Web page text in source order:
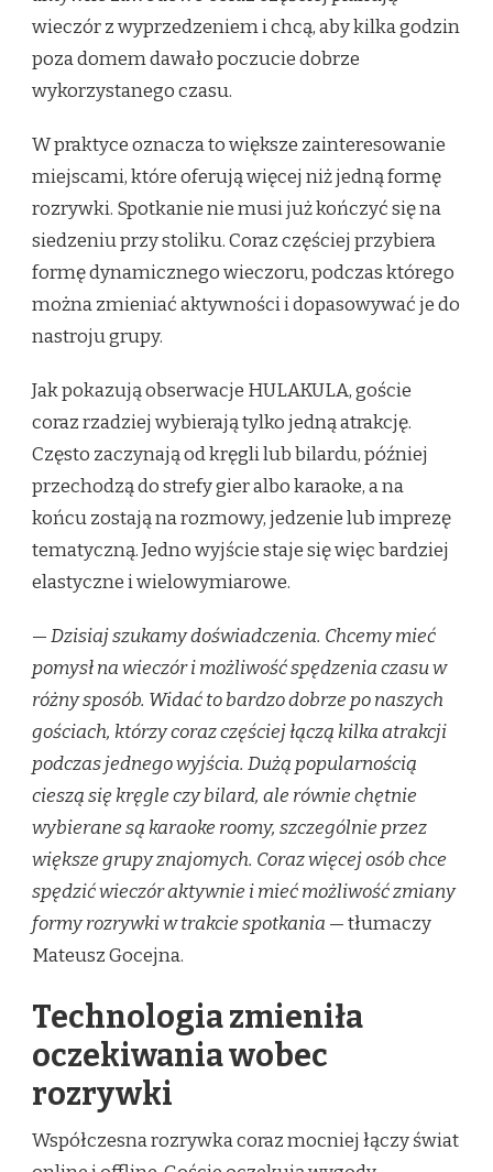
wieczór z wyprzedzeniem i chcą, aby kilka godzin
poza domem dawało poczucie dobrze
wykorzystanego czasu.
W praktyce oznacza to większe zainteresowanie
miejscami, które oferują więcej niż jedną formę
rozrywki. Spotkanie nie musi już kończyć się na
siedzeniu przy stoliku. Coraz częściej przybiera
formę dynamicznego wieczoru, podczas którego
można zmieniać aktywności i dopasowywać je do
nastroju grupy.
Jak pokazują obserwacje HULAKULA, goście
coraz rzadziej wybierają tylko jedną atrakcję.
Często zaczynają od kręgli lub bilardu, później
przechodzą do strefy gier albo karaoke, a na
końcu zostają na rozmowy, jedzenie lub imprezę
tematyczną. Jedno wyjście staje się więc bardziej
elastyczne i wielowymiarowe.
—Dzisiaj szukamy doświadczenia. Chcemy mieć
pomysł na wieczór i możliwość spędzenia czasu w
różny sposób. Widać to bardzo dobrze po naszych
gościach, którzy coraz częściej łączą kilka atrakcji
podczas jednego wyjścia. Dużą popularnością
cieszą się kręgle czy bilard, ale równie chętnie
wybierane są karaoke roomy, szczególnie przez
większe grupy znajomych. Coraz więcej osób chce
spędzić wieczór aktywnie i mieć możliwość zmiany
formy rozrywki w trakcie spotkania — tłumaczy
Mateusz Gocejna.
Technologia zmieniła
oczekiwania wobec
rozrywki
Współczesna rozrywka coraz mocniej łączy świat